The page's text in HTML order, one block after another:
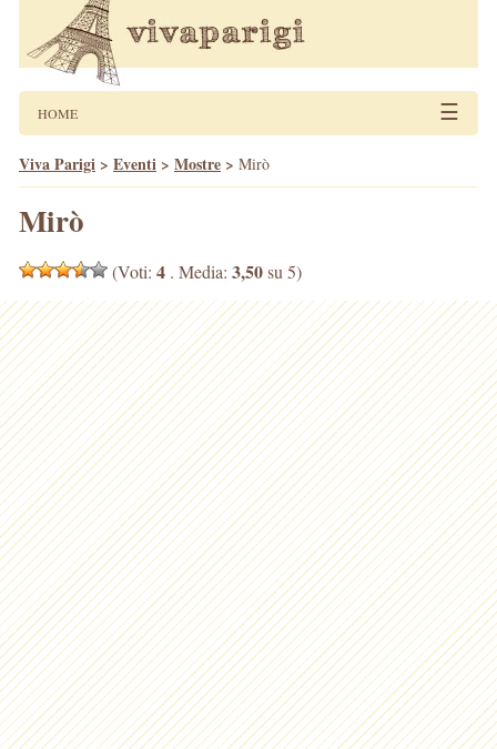
HOME ☰
Viva Parigi > Eventi > Mostre > Mirò
Mirò
(Voti: 4 . Media: 3,50su 5)